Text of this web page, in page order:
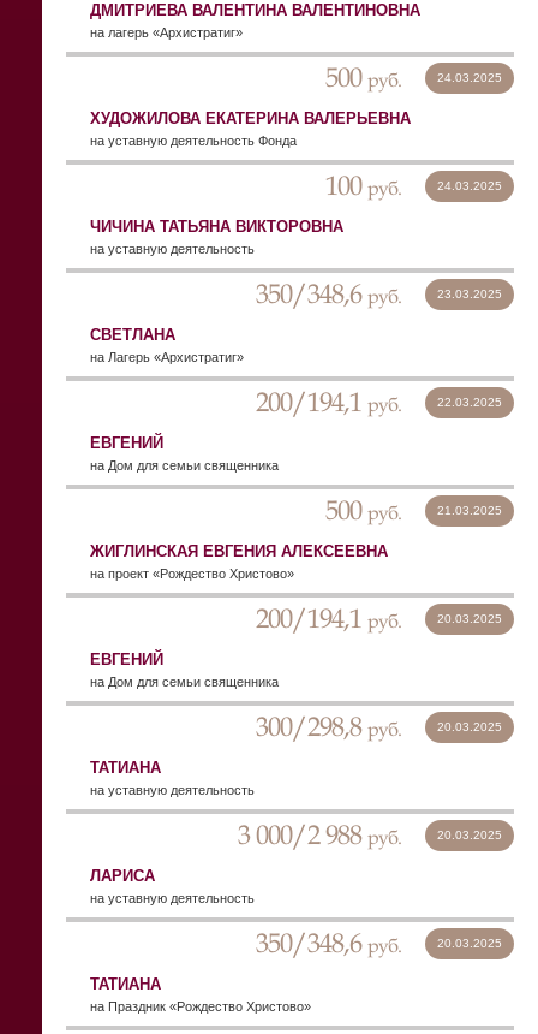
ДМИТРИЕВА ВАЛЕНТИНА ВАЛЕНТИНОВНА
на лагерь «Архистратиг»
500 руб. 24.03.2025
ХУДОЖИЛОВА ЕКАТЕРИНА ВАЛЕРЬЕВНА
на уставную деятельность Фонда
100 руб. 24.03.2025
ЧИЧИНА ТАТЬЯНА ВИКТОРОВНА
на уставную деятельность
350/348,6 руб. 23.03.2025
СВЕТЛАНА
на Лагерь «Архистратиг»
200/194,1 руб. 22.03.2025
ЕВГЕНИЙ
на Дом для семьи священника
500 руб. 21.03.2025
ЖИГЛИНСКАЯ ЕВГЕНИЯ АЛЕКСЕЕВНА
на проект «Рождество Христово»
200/194,1 руб. 20.03.2025
ЕВГЕНИЙ
на Дом для семьи священника
300/298,8 руб. 20.03.2025
ТАТИАНА
на уставную деятельность
3 000/2 988 руб. 20.03.2025
ЛАРИСА
на уставную деятельность
350/348,6 руб. 20.03.2025
ТАТИАНА
на Праздник «Рождество Христово»